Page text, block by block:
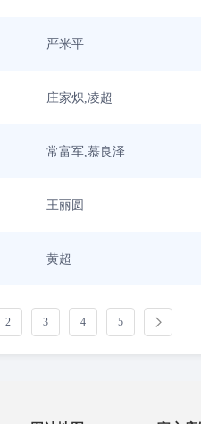
严米平
庄家炽,凌超
常富军,慕良泽
王丽圆
黄超
2 3 4 5